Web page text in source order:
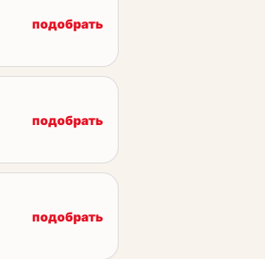
подобрать
подобрать
подобрать